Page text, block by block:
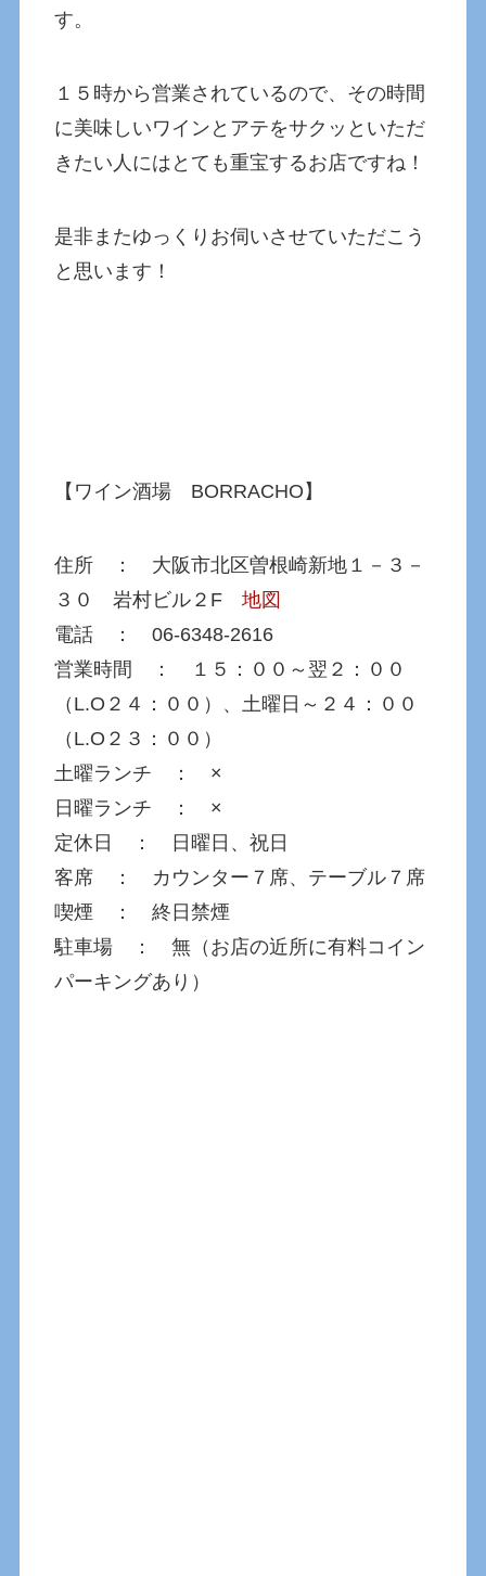
す。
１５時から営業されているので、その時間
に美味しいワインとアテをサクッといただ
きたい人にはとても重宝するお店ですね！
是非またゆっくりお伺いさせていただこう
と思います！
【ワイン酒場 BORRACHO】
住所 ： 大阪市北区曽根崎新地１－３－
３０ 岩村ビル２F地図
電話 ： 06-6348-2616
営業時間 ： １５：００～翌２：００
（L.O２４：００）、土曜日～２４：００
（L.O２３：００）
土曜ランチ ： ×
日曜ランチ ： ×
定休日 ： 日曜日、祝日
客席 ： カウンター７席、テーブル７席
喫煙 ： 終日禁煙
駐車場 ： 無（お店の近所に有料コイン
パーキングあり）